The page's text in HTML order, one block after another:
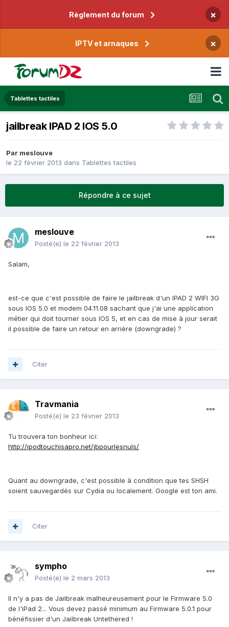
Règlement du forum ×
IPTV et arnaques ×
Tablettes tactiles
jailbreak IPAD 2 IOS 5.0
Par meslouve
le 22 février 2013 dans Tablettes tactiles
Répondre à ce sujet
meslouve
Posté(e) le 22 février 2013
Salam,
est-ce que c'est possible de faire le jailbreak d'un IPAD 2 WIFI 3G
sous IOS 5.0 et modem 04.11.08 sachant que j'ai une application
métier qui doit tourner sous IOS 5, et en cas de mise à jour serait
il possible de faire un retour en arrière (downgrade) ?
Citer
Travmania
Posté(e) le 23 février 2013
Tu trouvera ton bonheur ici:
http://ipodtouchisapro.net/jbpourlesnuls/
Quant au downgrade, c'est possible à condition que tes SHSH
soient sauvegardés sur Cydia ou localement. Google est ton ami.
Citer
sympho
Posté(e) le 2 mars 2013
Il n'y a pas de Jailbreak malheureusement pour le Firmware 5.0
de l'iPad 2... Vous devez passé minimum au Firmware 5.0.1 pour
bénéfissier d'un Jailbreak Untethered !